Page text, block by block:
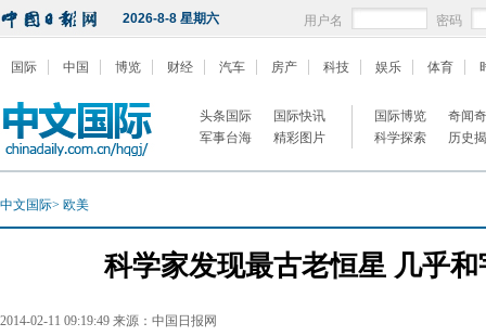
2026-8-8 星期六 用户名 密码
国际 中国 博览 财经 汽车 房产 科技 娱乐 体育
头条国际
国际快讯
军事台海
精彩图片
国际博览
奇闻
科学探索
历史
中文国际> 欧美
科学家发现最古老恒星 几乎
2014-02-11 09:19:49 来源：中国日报网